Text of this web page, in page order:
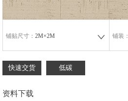
铺贴尺寸： 2M×2M 铺装：
快速交货 低碳
资料下载